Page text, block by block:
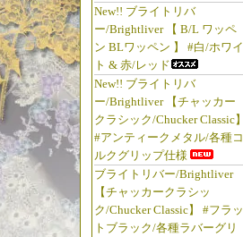
New!! ブライトリバ
ー/Brightliver 【 B/L ワッペ
ン BLワッペン 】 #白/ホワイ
ト & 赤/レッド
New!! ブライトリバ
ー/Brightliver 【チャッカー
クラシック/Chucker Classic】
#アンティークメタル/各種コ
ルクグリップ仕様
ブライトリバー/Brightliver
【チャッカークラシッ
ク/Chucker Classic】 #フラッ
トブラック/各種ラバーグリ